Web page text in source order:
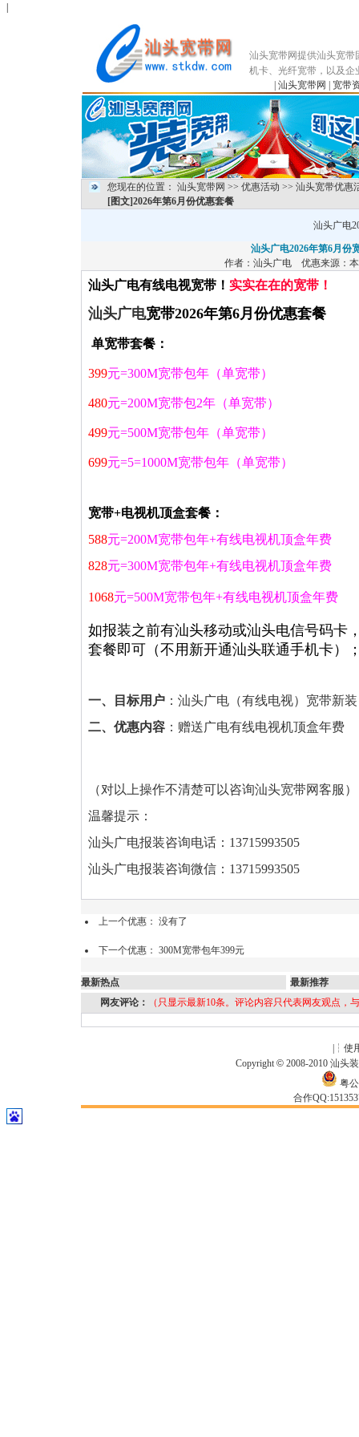
汕头宽带网提供汕头宽带
机卡、光纤宽带，以及
汕头宽带网 宽带
您现在的位置： 汕头宽带网 >> 优惠活动 >> 汕头宽带优惠
[图文]2026年第6月份优惠套餐
汕头广电
汕头广电2026年第6月份
作者： 汕头广电 优惠来源：
汕头广电有线电视宽带！ 实实在在的宽带！
汕头广电宽带2026年第6月份优惠套餐
单宽带套餐：
399元=300M宽带包年（单宽带）
480元=200M宽带包2年（单宽带）
499元=500M宽带包年（单宽带）
699元=5=1000M宽带包年（单宽带）
宽带+电视机顶盒套餐：
588元=200M宽带包年+有线电视机顶盒年费
828元=300M宽带包年+有线电视机顶盒年费
1068元=500M宽带包年+有线电视机顶盒年费
如报装之前有汕头移动或汕头电信号码卡
套餐即可（不用新开通汕头联通手机卡）
一、目标用户 ：汕头广电（有线电视）宽带新装
二、优惠内容 ：赠送广电有线电视机顶盒年费
（对以上操作不清楚可以咨询汕头宽带网客服）
温馨提示：
汕头广电报装咨询电话：13715993505
汕头广电报装咨询微信：13715993505
上一个优惠： 没有了
下一个优惠： 300M宽带包年399元
最新热点
最新推荐
网友评论：
（只显示最新10条。评论内容只代表网友观点，
|┆ 使
Copyright © 2008-2010 汕头
粤
合作